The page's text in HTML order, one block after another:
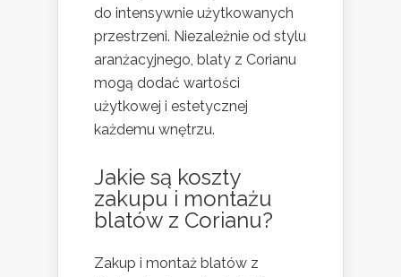
do intensywnie użytkowanych
przestrzeni. Niezależnie od stylu
aranżacyjnego, blaty z Corianu
mogą dodać wartości
użytkowej i estetycznej
każdemu wnętrzu.
Jakie są koszty
zakupu i montażu
blatów z Corianu?
Zakup i montaż blatów z